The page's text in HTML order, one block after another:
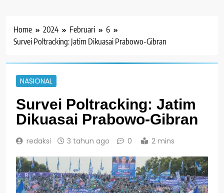
Home 2024 Februari
6
Survei Poltracking: Jatim Dikuasai Prabowo-Gibran
NASIONAL
Survei Poltracking: Jatim
Dikuasai Prabowo-Gibran
redaksi 3 tahun ago 0 2 mins